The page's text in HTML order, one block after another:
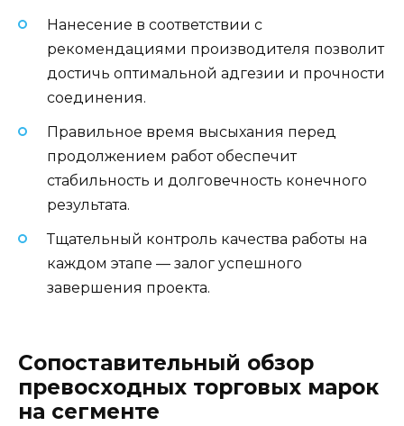
Нанесение в соответствии с
рекомендациями производителя позволит
достичь оптимальной адгезии и прочности
соединения.
Правильное время высыхания перед
продолжением работ обеспечит
стабильность и долговечность конечного
результата.
Тщательный контроль качества работы на
каждом этапе — залог успешного
завершения проекта.
Сопоставительный обзор
превосходных торговых марок
на сегменте